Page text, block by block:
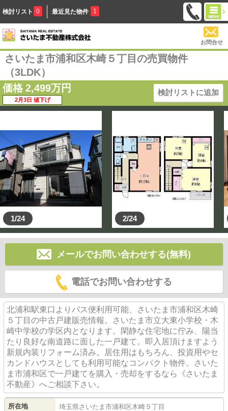
検討リスト 0 最近見た物件 1
お問合せ
さいたま市浦和区木崎５丁目の売買物件
（3LDK）
価格 2,499万円
2月3日 値下げ
検討リストに追加
1/24 2/24
メールでお問い合わせする(無料)
電話でお問い合わせする
北浦和駅東口よりバス便利用可能、さいたま市浦和区木崎
５丁目の中古戸建販売情報。さいたま市立大東小学校・木
崎中学校の学区内となります。閑静な住宅地に佇み、陽当
たり良好な南道路に面した一戸建て。即入居頂けますよう
新規内装リフォーム済み。居住用はもちろん、投資用やセ
カンドハウスとしても利用可能なコンパクト物件。さいた
ま市浦和区で一戸建てを購入・売却をするなら《さいたま
不動産》へご相談下さい。
所在地 埼玉県さいたま市浦和区木崎 ５丁目